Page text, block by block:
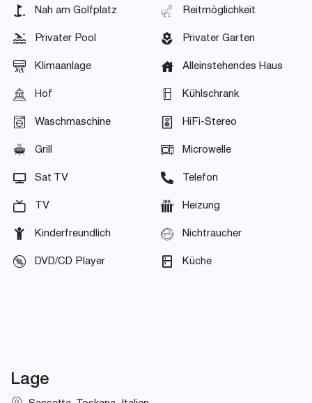
Nah am Golfplatz Reitmöglichkeit
Privater Pool Privater Garten
Klimaanlage Alleinstehendes Haus
Hof Kühlschrank
Waschmaschine HiFi-Stereo
Grill Microwelle
Sat TV Telefon
TV Heizung
Kinderfreundlich Nichtraucher
DVD/CD Player Küche
Lage